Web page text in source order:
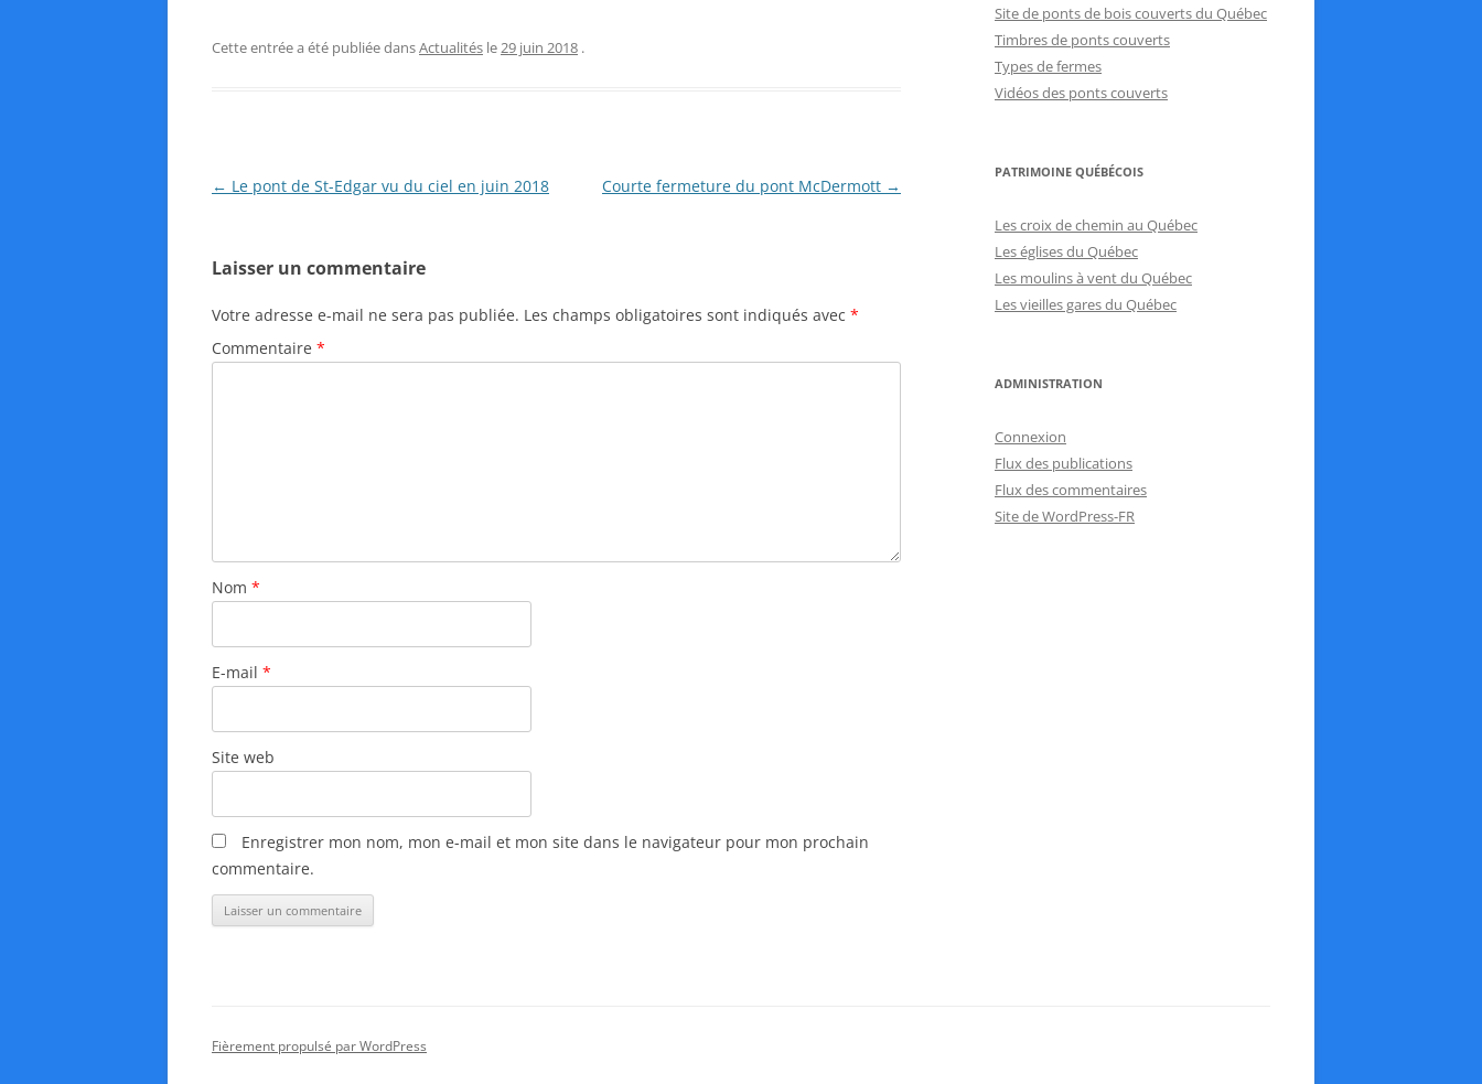
Cette entrée a été publiée dansActualités le29 juin 2018 .
N
i
g
a
s
a
t
i
e
← Le pont de St-Edgar vu du ciel en juin 2018 Courte fermeture du pont McDermott →
Laisser un commentaire
Votre adresse e-mail ne sera pas publiée. Les champs obligatoires sont indiqués avec *
Commentaire *
Nom *
E-mail *
Site web
Enregistrer mon nom, mon e-mail et mon site dans le navigateur pour mon prochain
commentaire.
Site de ponts de bois couverts du Québec
Timbres de ponts couverts
Types de fermes
Vidéos des ponts couverts
PATRIMOINE QUÉBÉCOIS
Les croix de chemin au Québec
Les églises du Québec
Les moulins à vent du Québec
Les vieilles gares du Québec
ADMINISTRATION
Connexion
Flux des publications
Flux des commentaires
Site de WordPress-FR
Fièrement propulsé par WordPress